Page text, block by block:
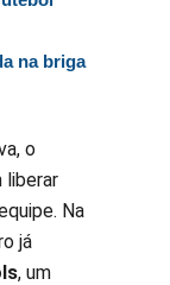
na briga
o
liberar
Na
já
, um